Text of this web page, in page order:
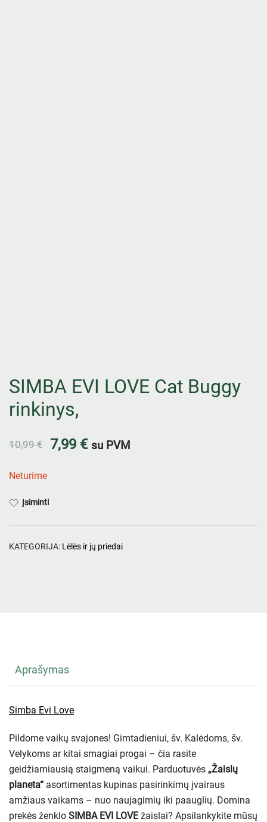
SIMBA EVI LOVE Cat Buggy
rinkinys,
10,99€ 7,99 € su PVM
Neturime
Įsiminti
KATEGORIJA: Lėlės ir jų priedai
Aprašymas
Simba Evi Love
Pildome vaikų svajones! Gimtadieniui, šv. Kalėdoms, šv.
Velykoms ar kitai smagiai progai – čia rasite
geidžiamiausią staigmeną vaikui. Parduotuvės „Žaislų
planeta“ asortimentas kupinas pasirinkimų įvairaus
amžiaus vaikams – nuo naujagimių iki paauglių. Domina
prekės ženklo SIMBA EVI LOVEžaislai? Apsilankykite mūsų